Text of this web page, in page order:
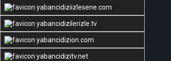
yabancidiziizlesene.com
yabancidizilerizle.tv
yabancidizion.com
yabancidizitv.net